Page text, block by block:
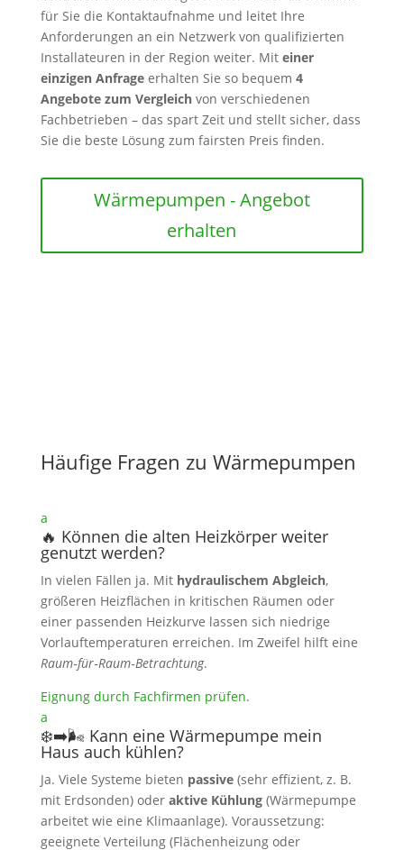
für Sie die Kontaktaufnahme und leitet Ihre
Anforderungen an ein Netzwerk von qualifizierten
Installateuren in der Region weiter. Mit einer
einzigen Anfrageerhalten Sie so bequem 4
Angebote zum Vergleichvon verschiedenen
Fachbetrieben – das spart Zeit und stellt sicher, dass
Sie die beste Lösung zum fairsten Preis finden.
Wärmepumpen - Angebot
erhalten
Häufige Fragen zu Wärmepumpen
a
🔥 Können die alten Heizkörper weiter
genutzt werden?
In vielen Fällen ja. Mit hydraulischem Abgleich,
größeren Heizflächen in kritischen Räumen oder
einer passenden Heizkurve lassen sich niedrige
Vorlauftemperaturen erreichen. Im Zweifel hilft eine
Raum‑für‑Raum‑Betrachtung.
Eignung durch Fachfirmen prüfen.
a
❄️➡️🌬️ Kann eine Wärmepumpe mein
Haus auch kühlen?
Ja. Viele Systeme bieten passive(sehr effizient, z. B.
mit Erdsonden) oder aktive Kühlung (Wärmepumpe
arbeitet wie eine Klimaanlage). Voraussetzung:
geeignete Verteilung (Flächenheizung oder